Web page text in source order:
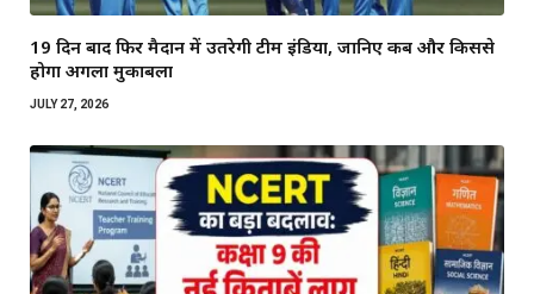
19 दिन बाद फिर मैदान में उतरेगी टीम इंडिया, जानिए कब और किससे
होगा अगला मुकाबला
JULY 27, 2026